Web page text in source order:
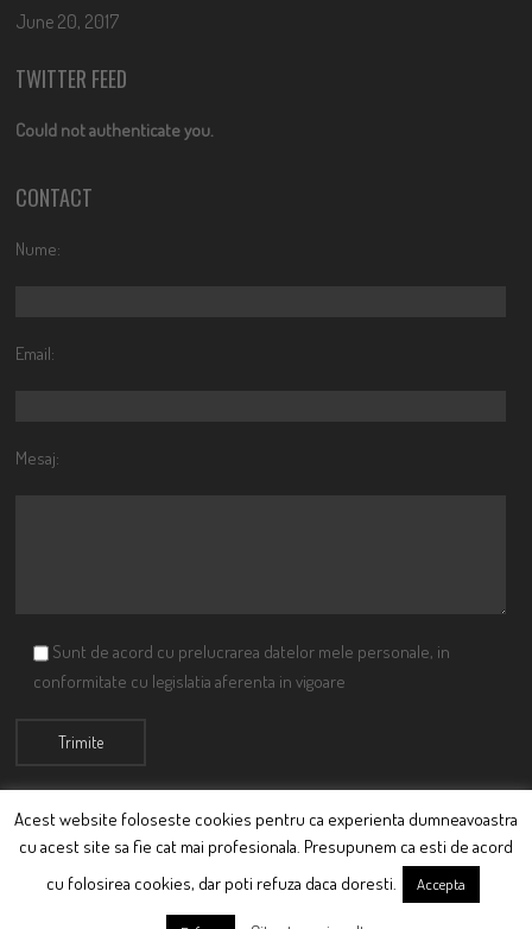
June 20, 2017
TWITTER FEED
Could not authenticate you.
CONTACT
Nume:
Email:
Mesaj:
Sunt de acord cu prelucrarea datelor mele personale, in
conformitate cu legislatia aferenta in vigoare
© Ciutacu 2015 Parte a Imperiului Ciutacesc.
Acest website foloseste cookies pentru ca experienta dumneavoastra
cu acest site sa fie cat mai profesionala. Presupunem ca esti de acord
cu folosirea cookies, dar poti refuza daca doresti.
Accepta